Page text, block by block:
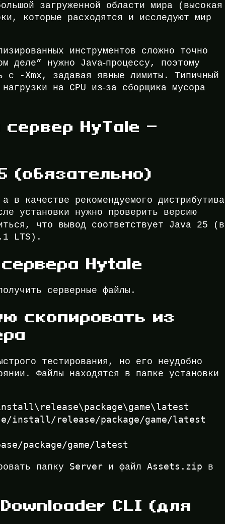
загруженной области мира (высокая
которые расходятся и исследуют мир
инструментов сложно точно
деле” нужно Java‑процессу, поэтому
с
-Xmx, задавая явные лимиты. Типичный
на CPU из‑за сборщика мусора
HyTale —
(обязательно)
в качестве рекомендуемого дистрибутива
установки нужно проверить версию
что вывод соответствует Java 25 (в
LTS).​
Hytale
серверные файлы.
скопировать из
тестирования, но его неудобно
Файлы находятся в папке установки
install/release/package/game/latest
package/game/latest
папку Server и файлAssets.zip в
CLI (для